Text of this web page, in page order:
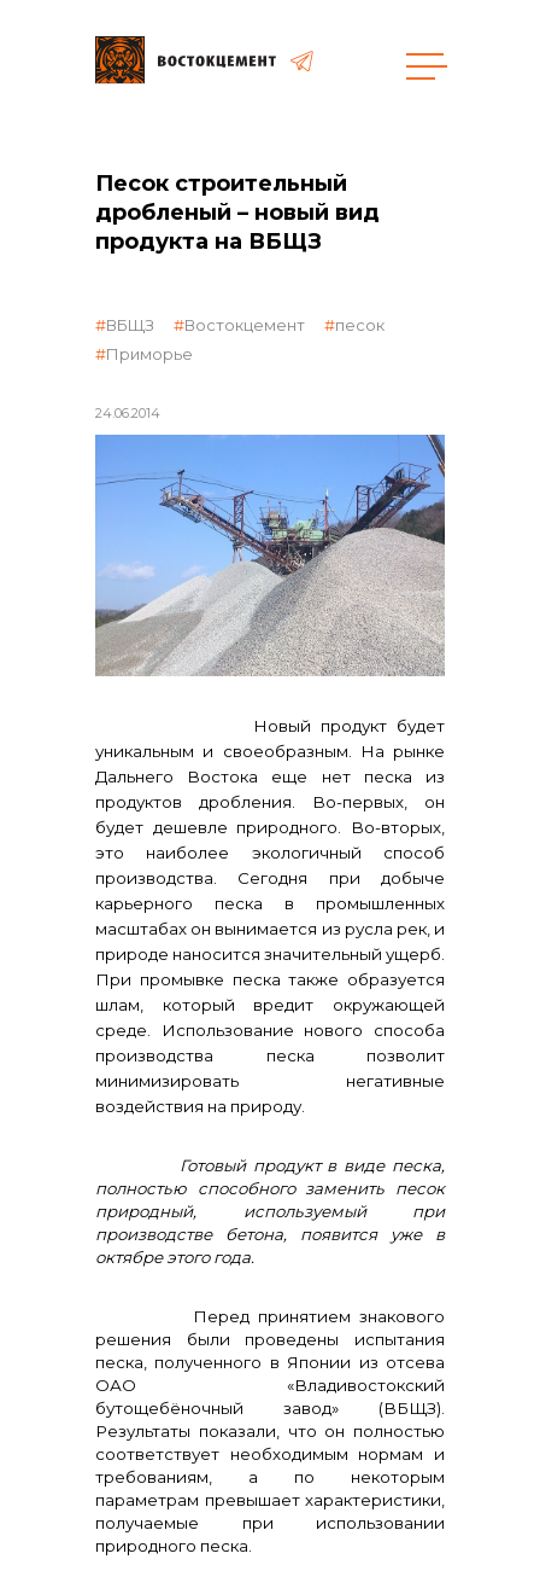
общая информация
объявленные закупки
реализация неликвидов
контакты отдела закупок
Контакты
+7 (423) 234 50 50
info@vostokcement.ru
Песок строительный
дробленый – новый вид
продукта на ВБЩЗ
24.06.2014
ВБЩЗ Востокцемент
песок
Приморье
Новый продукт будет
уникальным и своеобразным. На рынке
Дальнего Востока еще нет песка из
продуктов дробления. Во-первых, он
будет дешевле природного. Во-вторых,
это наиболее экологичный способ
производства. Сегодня при добыче
карьерного песка в промышленных
масштабах он вынимается из русла рек, и
природе наносится значительный ущерб.
При промывке песка также образуется
шлам, который вредит окружающей
среде. Использование нового способа
производства песка позволит
минимизировать негативные
воздействия на природу.
Готовый продукт в виде песка,
полностью способного заменить песок
природный, используемый при
производстве бетона, появится уже в
октябре этого года.
Перед принятием знакового
решения были проведены испытания
песка, полученного в Японии из отсева
ОАО «Владивостокский
бутощебёночный завод» (ВБЩЗ).
Результаты показали, что он полностью
соответствует необходимым нормам и
требованиям, а по некоторым
параметрам превышает характеристики,
получаемые при использовании
природного песка.